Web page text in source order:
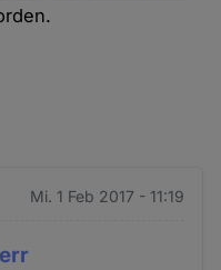
Mi. 1 Feb 2017 - 11:19